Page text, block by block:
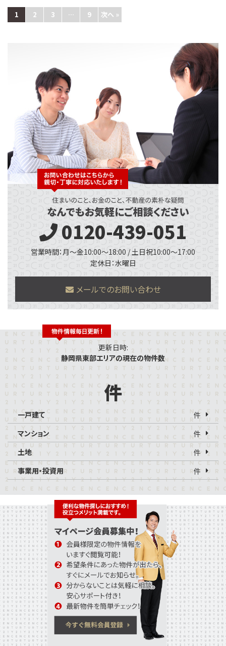
1 2 3 … 9 次へ »
0120-439-051
営業時間：月～金10:00～18:00 / 土日祝10:00～17:00
定休日：水曜日
メールでのお問い合わせ
更新日時:
静岡県東部エリアの現在の物件数
件
一戸建て
件
マンション
件
土地
件
事業用・投資用
件